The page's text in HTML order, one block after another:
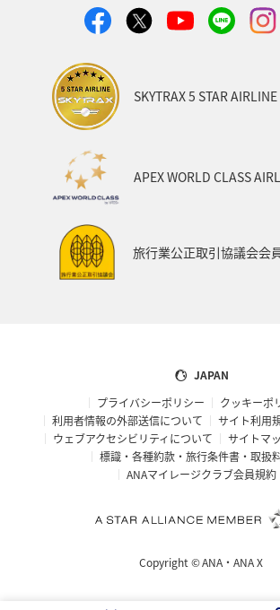
自然・植物 マレーシア 趣味
ハワイ クリスマス
SKYTRAX 5 STAR AIRLINE
APEX WORLD CLASS
旅行業公正取引協議会会
JAPAN
プライバシーポリシー
クッキーポ
利用者情報の外部送信について
サイト利用
ウェブアクセシビリティについて
サイトマ
標識・各種約款・旅行条件書・取扱
ANAマイレージクラブ会員規約
Copyright ©ANA・ANA X